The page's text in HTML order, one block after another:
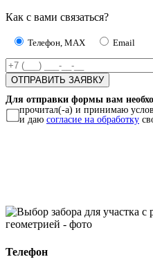
Как с вами связаться?
Телефон, MAX Email
Для отправки формы вам
прочитал(-а) и принимаю
и даю согласие на обработку
Телефон